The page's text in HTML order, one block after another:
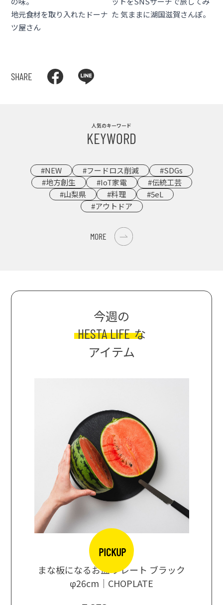
地元食材を取り入れたドーナ
ツ屋さん
た 気ままに湖国滋賀さんぽ。
SHARE
人気のキーワード
KEYWORD
#NEW #フードロス削減
#SDGs
#地方創生
#IoT家電
#伝統工芸
#山梨県
#料理
#5eL
#アウトドア
MORE
今週の
HESTA LIFE な
アイテム
PICKUP
まな板になるお皿 プレート ブラック
φ26cm｜CHOPLATE